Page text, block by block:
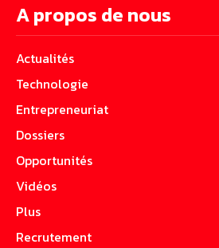
A propos de nous
Actualités
Technologie
Entrepreneuriat
Dossiers
Opportunités
Vidéos
Plus
Recrutement